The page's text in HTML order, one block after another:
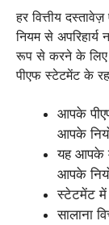
हर वित्तीय
नियम से
रूप से करने के लिए
पीएफ स्टेटमेंट के
आपके
आपके
यह आपके
आपके
स्टेटमेंट में
सालाना